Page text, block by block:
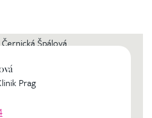
Prag